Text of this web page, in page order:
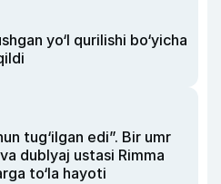
yo‘l qurilishi bo‘yicha
tug‘ilgan edi”. Bir umr
dublyaj ustasi Rimma
to‘la hayoti